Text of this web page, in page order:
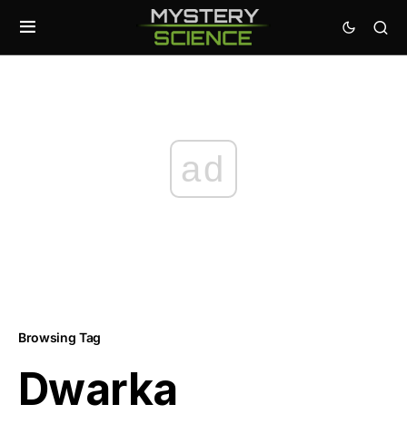
ad
Browsing Tag
Dwarka